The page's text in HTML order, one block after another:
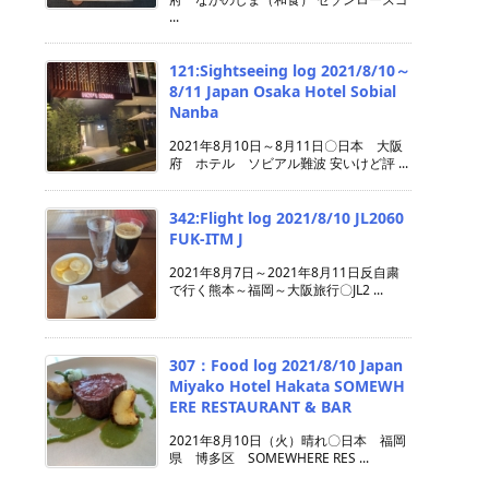
...
121:Sightseeing log 2021/8/10～
8/11 Japan Osaka Hotel Sobial
Nanba
2021年8月10日～8月11日〇日本 大阪
府 ホテル ソビアル難波 安いけど評 ...
342:Flight log 2021/8/10 JL2060
FUK-ITM J
2021年8月7日～2021年8月11日反自粛
で行く熊本～福岡～大阪旅行〇JL2 ...
307：Food log 2021/8/10 Japan
Miyako Hotel Hakata SOMEWH
ERE RESTAURANT & BAR
2021年8月10日（火）晴れ〇日本 福岡
県 博多区 SOMEWHERE RES ...